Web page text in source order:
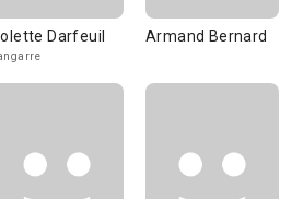
Darfeuil Armand Bernard